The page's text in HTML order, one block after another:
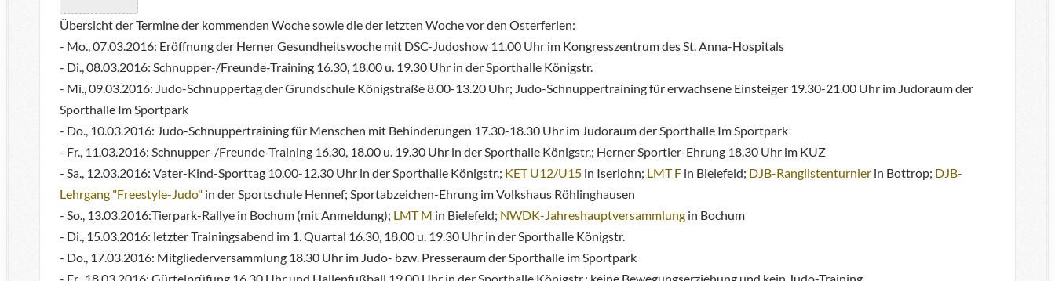
Übersicht der Termine der kommenden Woche sowie die der letzten Woche vor den Osterferien:
- Mo., 07.03.2016: Eröffnung der Herner Gesundheitswoche mit DSC-Judoshow 11.00 Uhr im Kongresszentrum des St. Anna-Hospitals
- Di., 08.03.2016: Schnupper-/Freunde-Training 16.30, 18.00 u. 19.30 Uhr in der Sporthalle Königstr.
- Mi., 09.03.2016: Judo-Schnuppertag der Grundschule Königstraße 8.00-13.20 Uhr; Judo-Schnuppertraining für erwachsene Einsteiger 19.30-21.00 Uhr im Judoraum der
Sporthalle Im Sportpark
- Do., 10.03.2016: Judo-Schnuppertraining für Menschen mit Behinderungen 17.30-18.30 Uhr im Judoraum der Sporthalle Im Sportpark
- Fr., 11.03.2016: Schnupper-/Freunde-Training 16.30, 18.00 u. 19.30 Uhr in der Sporthalle Königstr.; Herner Sportler-Ehrung 18.30 Uhr im KUZ
- Sa., 12.03.2016: Vater-Kind-Sporttag 10.00-12.30 Uhr in der Sporthalle Königstr.; KET U12/U15in Iserlohn; LMT Fin Bielefeld; DJB-Ranglistenturnierin Bottrop; DJB-
Lehrgang "Freestyle-Judo"in der Sportschule Hennef; Sportabzeichen-Ehrung im Volkshaus Röhlinghausen
- So., 13.03.2016:Tierpark-Rallye in Bochum (mit Anmeldung); LMT M in Bielefeld; NWDK-Jahreshauptversammlungin Bochum
- Di., 15.03.2016: letzter Trainingsabend im 1. Quartal 16.30, 18.00 u. 19.30 Uhr in der Sporthalle Königstr.
- Do., 17.03.2016: Mitgliederversammlung 18.30 Uhr im Judo- bzw. Presseraum der Sporthalle im Sportpark